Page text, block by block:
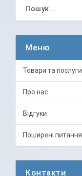
Товари та послуги
Про нас
Відгуки
Поширені питання